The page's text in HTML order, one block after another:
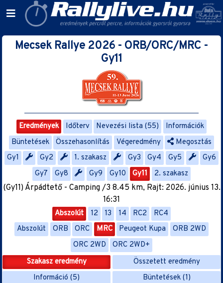
Mecsek Rallye 2026 - ORB/ORC/MRC -
Gy11
Eredmények Időterv Nevezési lista (55)
Információk
Büntetések
Összehasonlítás Végeredmény
Megosztás
Gy1
Gy2 1. szakasz Gy3 Gy4 Gy5
Gy6
Gy7
Gy8 Gy9 Gy10 Gy11 2. szakasz
(Gy11) Árpádtető - Camping /3 8.45 km, Rajt: 2026. június 13.
16:31
Abszolút 12 13 14 RC2
RC4
Abszolút
ORB ORC MRC Peugeot Kupa
ORB 2WD
ORC 2WD
ORC 2WD+
Szakasz eredmény
Összetett eredmény
Információ (5)
Büntetések (1)